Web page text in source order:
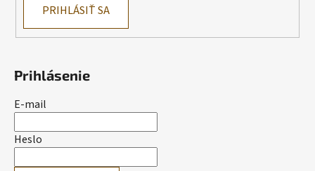
PRIHLÁSIŤ SA
Prihlásenie
E-mail
Heslo